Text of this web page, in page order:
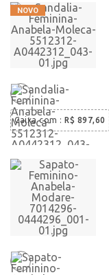
Caixa com : R$ 897,60